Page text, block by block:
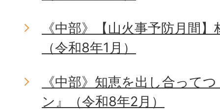
《中部》【山火事予防月間
（令和8年1月）
《中部》知恵を出し合って
ン』（令和8年2月）